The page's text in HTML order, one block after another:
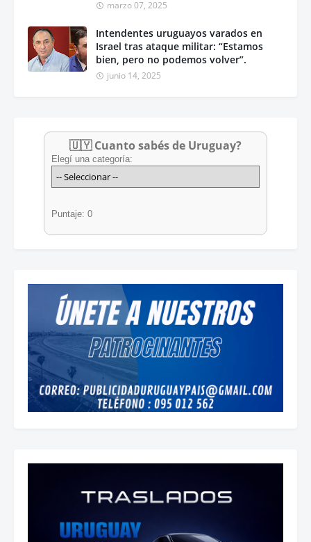
marzo 07, 2025
Intendentes uruguayos varados en
Israel tras ataque militar: “Estamos
bien, pero no podemos volver”.
junio 14, 2025
🇺🇾 Cuanto sabés de Uruguay?
Elegí una categoría:
Puntaje: 0